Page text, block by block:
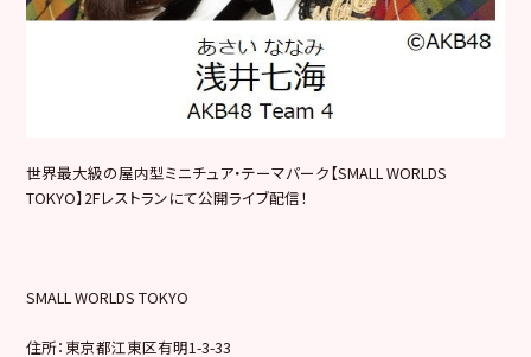
世界最大級の屋内型ミニチュア・テーマパーク【SMALL WORLDS
TOKYO】2Fレストランにて公開ライブ配信！
SMALL WORLDS TOKYO
住所：東京都江東区有明1-3-33